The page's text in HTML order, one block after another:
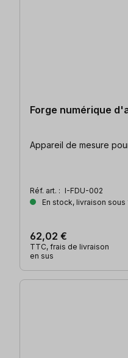
Forge numérique
Appareil de mesure
Réf. art. : I-FDU-002
En stock, livraison sous
62,02 €
TTC, frais de livraison
en sus